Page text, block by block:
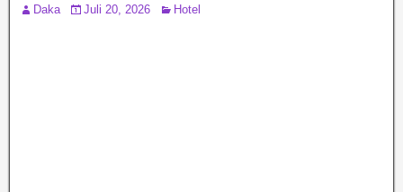
Daka Juli 20, 2026 Hotel